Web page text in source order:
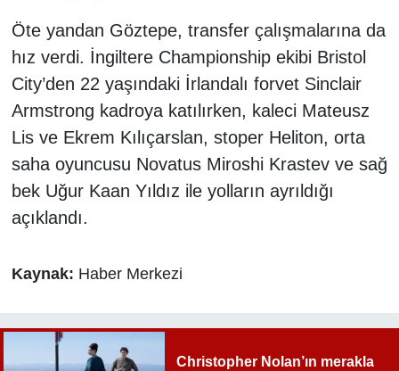
Öte yandan Göztepe, transfer çalışmalarına da
hız verdi. İngiltere Championship ekibi Bristol
City’den 22 yaşındaki İrlandalı forvet Sinclair
Armstrong kadroya katılırken, kaleci Mateusz
Lis ve Ekrem Kılıçarslan, stoper Heliton, orta
saha oyuncusu Novatus Miroshi Krastev ve sağ
bek Uğur Kaan Yıldız ile yolların ayrıldığı
açıklandı.
Kaynak: Haber Merkezi
Christopher Nolan’ın merakla